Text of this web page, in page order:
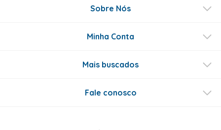
Sobre Nós
Minha Conta
Mais buscados
Fale conosco